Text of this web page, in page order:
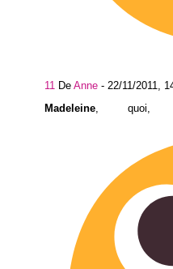
11 De Anne - 22/11/2011,
Madeleine, quoi,